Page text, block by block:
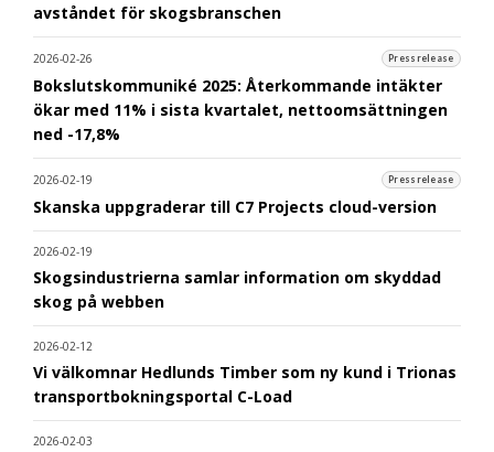
avståndet för skogsbranschen
2026-02-26 Pressrelease
Bokslutskommuniké 2025: Återkommande intäkter
ökar med 11% i sista kvartalet, nettoomsättningen
ned -17,8%
2026-02-19 Pressrelease
Skanska uppgraderar till C7 Projects cloud-version
2026-02-19
Skogsindustrierna samlar information om skyddad
skog på webben
2026-02-12
Vi välkomnar Hedlunds Timber som ny kund i Trionas
transportbokningsportal C-Load
2026-02-03